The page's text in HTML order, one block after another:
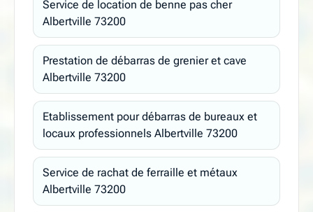
Service de location de benne pas cher
Albertville 73200
Prestation de débarras de grenier et cave
Albertville 73200
Etablissement pour débarras de bureaux et
locaux professionnels Albertville 73200
Service de rachat de ferraille et métaux
Albertville 73200